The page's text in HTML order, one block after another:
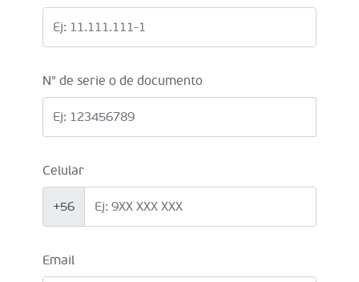
N° de serie o de documento
Celular
+56
Email